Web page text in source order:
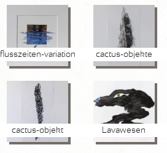
flusszeiten-variation cactus-objekte
cactus-objekt Lavawesen